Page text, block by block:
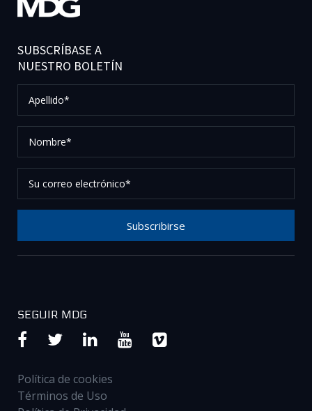
SUBSCRÍBASE A
NUESTRO BOLETÍN
correo
electrónico*
Subscribirse
SEGUIR MDG
Política de cookies
Términos de Uso